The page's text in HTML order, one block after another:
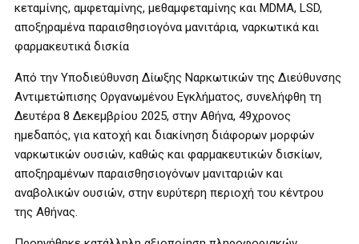
κεταμίνης, αμφεταμίνης, μεθαμφεταμίνης και MDMA, LSD,
αποξηραμένα παραισθησιογόνα μανιτάρια, ναρκωτικά και
φαρμακευτικά δισκία
Από την Υποδιεύθυνση Δίωξης Ναρκωτικών της Διεύθυνσης
Αντιμετώπισης Οργανωμένου Εγκλήματος, συνελήφθη τη
Δευτέρα 8 Δεκεμβρίου 2025, στην Αθήνα, 49χρονος
ημεδαπός, για κατοχή και διακίνηση διάφορων μορφών
ναρκωτικών ουσιών, καθώς και φαρμακευτικών δισκίων,
αποξηραμένων παραισθησιογόνων μανιταριών και
αναβολικών ουσιών, στην ευρύτερη περιοχή του κέντρου
της Αθήνας.